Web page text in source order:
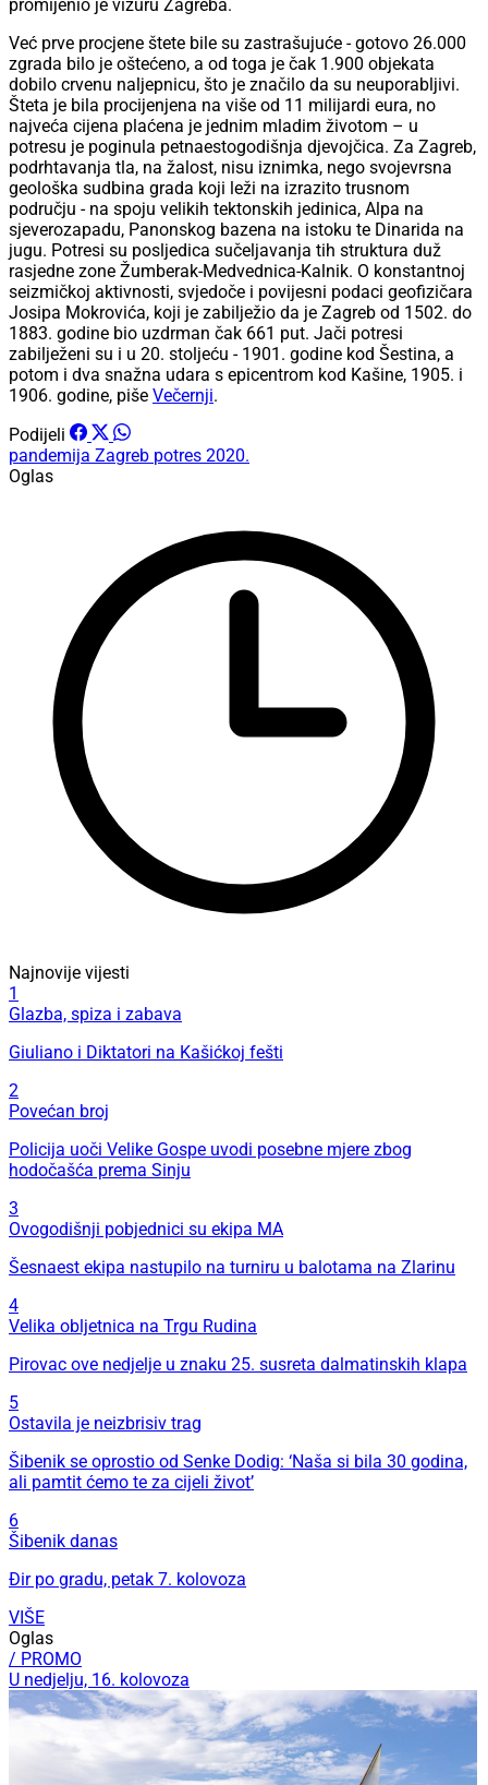
promijenio je vizuru Zagreba.
Već prve procjene štete bile su zastrašujuće - gotovo 26.000
zgrada bilo je oštećeno, a od toga je čak 1.900 objekata
dobilo crvenu naljepnicu, što je značilo da su neuporabljivi.
Šteta je bila procijenjena na više od 11 milijardi eura, no
najveća cijena plaćena je jednim mladim životom – u
potresu je poginula petnaestogodišnja djevojčica. Za Zagreb,
podrhtavanja tla, na žalost, nisu iznimka, nego svojevrsna
geološka sudbina grada koji leži na izrazito trusnom
području - na spoju velikih tektonskih jedinica, Alpa na
sjeverozapadu, Panonskog bazena na istoku te Dinarida na
jugu. Potresi su posljedica sučeljavanja tih struktura duž
rasjedne zone Žumberak-Medvednica-Kalnik. O konstantnoj
seizmičkoj aktivnosti, svjedoče i povijesni podaci geofizičara
Josipa Mokrovića, koji je zabilježio da je Zagreb od 1502. do
1883. godine bio uzdrman čak 661 put. Jači potresi
zabilježeni su i u 20. stoljeću - 1901. godine kod Šestina, a
potom i dva snažna udara s epicentrom kod Kašine, 1905. i
1906. godine, piše Večernji.
Podijeli
pandemija Zagreb potres 2020.
Oglas
Najnovije vijesti
1
Glazba, spiza i zabava
Giuliano i Diktatori na Kašićkoj fešti
2
Povećan broj
Policija uoči Velike Gospe uvodi posebne mjere zbog
hodočašća prema Sinju
3
Ovogodišnji pobjednici su ekipa MA
Šesnaest ekipa nastupilo na turniru u balotama na Zlarinu
4
Velika obljetnica na Trgu Rudina
Pirovac ove nedjelje u znaku 25. susreta dalmatinskih klapa
5
Ostavila je neizbrisiv trag
Šibenik se oprostio od Senke Dodig: ‘Naša si bila 30 godina,
ali pamtit ćemo te za cijeli život’
6
Šibenik danas
Đir po gradu, petak 7. kolovoza
VIŠE
Oglas
/ PROMO
U nedjelju, 16. kolovoza